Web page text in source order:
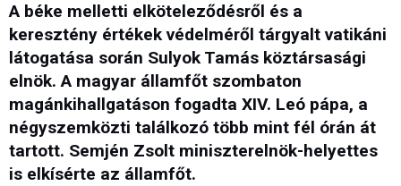
A béke melletti elköteleződésről és a
keresztény értékek védelméről tárgyalt vatikáni
látogatása során Sulyok Tamás köztársasági
elnök. A magyar államfőt szombaton
magánkihallgatáson fogadta XIV. Leó pápa, a
négyszemközti találkozó több mint fél órán át
tartott. Semjén Zsolt miniszterelnök-helyettes
is elkísérte az államfőt.